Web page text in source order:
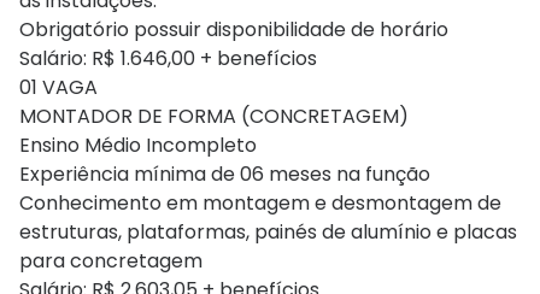
Obrigatório possuir disponibilidade de horário
Salário: R$ 1.646,00 + benefícios
01 VAGA
MONTADOR DE FORMA (CONCRETAGEM)
Ensino Médio Incompleto
Experiência mínima de 06 meses na função
Conhecimento em montagem e desmontagem de
estruturas, plataformas, painés de alumínio e placas
para concretagem